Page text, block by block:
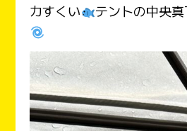
カすくい
テントの中央